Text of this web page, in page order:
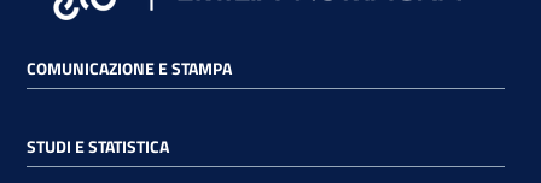
Chi
COMUNICAZIONE E STAMPA
STUDI E STATISTICA